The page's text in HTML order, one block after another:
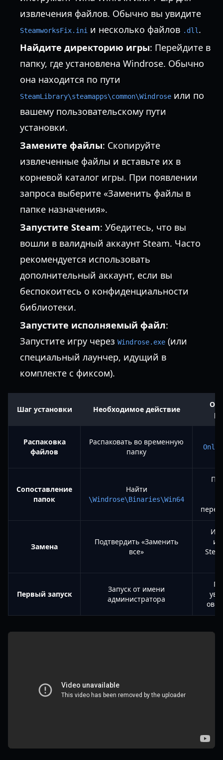
извлечения файлов. Обычно вы увидите
SteamworksFix.ini и несколько файлов .dll .
Найдите директорию игры: Перейдите в
папку, где установлена Windrose. Обычно
она находится по пути
SteamLibrary\steamapps\common\Windrose или по
вашему пользовательскому пути
установки.
Замените файлы: Скопируйте
извлеченные файлы и вставьте их в
корневой каталог игры. При появлении
запроса выберите «Заменить файлы в
папке назначения».
Запустите Steam: Убедитесь, что вы
вошли в валидный аккаунт Steam. Часто
рекомендуется использовать
дополнительный аккаунт, если вы
беспокоитесь о конфиденциальности
библиотеки.
Запустите исполняемый файл:
Запустите игру через Windrose.exe (или
специальный лаунчер, идущий в
комплекте с фиксом).
Шаг установки Необходимое действие
Распаковка
файлов
Распаковать во временную
папку
Сопоставление
папок
Найти
\Windrose\Binaries\Win64
Замена
Подтвердить «Заменить
все»
Первый запуск
Запуск от имени
администратора